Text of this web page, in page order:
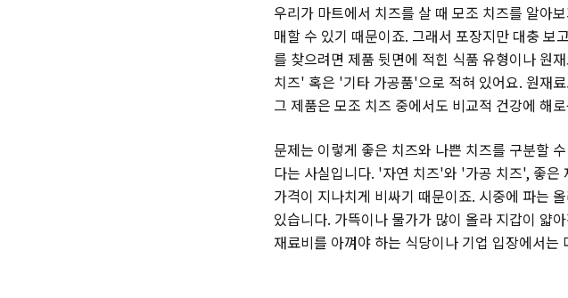
우리가 마트에서 치즈를 살 때 모조 치즈를 알
매할 수 있기 때문이죠. 그래서 포장지만 대충 보
를 찾으려면 제품 뒷면에 적힌 식품 유형이나 원
치즈' 혹은 '기타 가공품'으로 적혀 있어요. 원재
그 제품은 모조 치즈 중에서도 비교적 건강에 해
문제는 이렇게 좋은 치즈와 나쁜 치즈를 구분할
다는 사실입니다. '자연 치즈'와 '가공 치즈', 좋
가격이 지나치게 비싸기 때문이죠. 시중에 파는
있습니다. 가뜩이나 물가가 많이 올라 지갑이 얇
재료비를 아껴야 하는 식당이나 기업 입장에서는